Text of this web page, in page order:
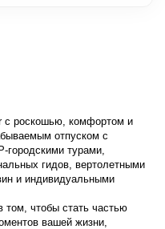
с роскошью, комфортом и
отпуском с
городскими турами,
гидов, вертолетными
и индивидуальными
том, чтобы стать частью
вашей жизни,